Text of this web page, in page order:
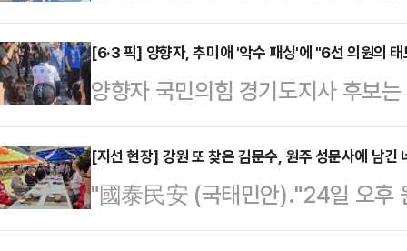
첩부 업무를 외부용역 업체에 위탁…
찬성 의사를 밝혔다"고 말했다.조
자·조응천)이 모두 동의하면 홍 후
미애·양향자 후보의 대승적 판단을
이다. 소수 정당 …
공공키즈카페 조성 등을 담은 '보육
일 "아이 하나 키우는 데 왜 이렇게
설과 과밀한 교실, 불안한 통학길
위해 평택 보육·교육의 지도를 새
약으로 △다함께 돌봄센터 확대 △
관 조성 △발달 중증장애인 돌봄 국
이 가정의 돌봄 부…
[6·3 픽] 양향자, 추미애 '악수 패싱'에 "6선 의원의
양향자 국민의힘 경기도지사 후보
수를 거부한 것에 대해 "6선 의원의
보는 24일 수원 봉녕사를 방문한
냐. 올라오면 '아 그래 고생한다' 저
또 경쟁하는 사람으로서 좋은 모습
[지선 현장] 강원 또 찾은 김문수, 원주 성문사에 남긴
"國泰民安 (국태민안)."24일 오후
지는 저마다의 바람으로 빼곡했다.